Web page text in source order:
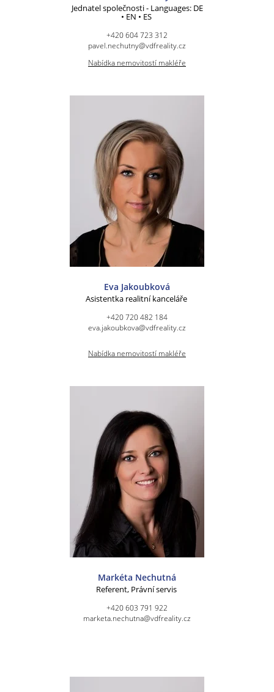
Jednatel společnosti - Languages: DE
• EN • ES
+420 604 723 312
pavel.nechutny@vdfreality.cz
Nabídka nemovitostí makléře
Eva Jakoubková
Asistentka realitní kanceláře
+420 720 482 184
eva.jakoubkova@vdfreality.cz
Nabídka nemovitostí makléře
Markéta Nechutná
Referent, Právní servis
+420 603 791 922
marketa.nechutna@vdfreality.cz